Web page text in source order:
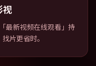
视
最新视频在线观看」持
片更省时。